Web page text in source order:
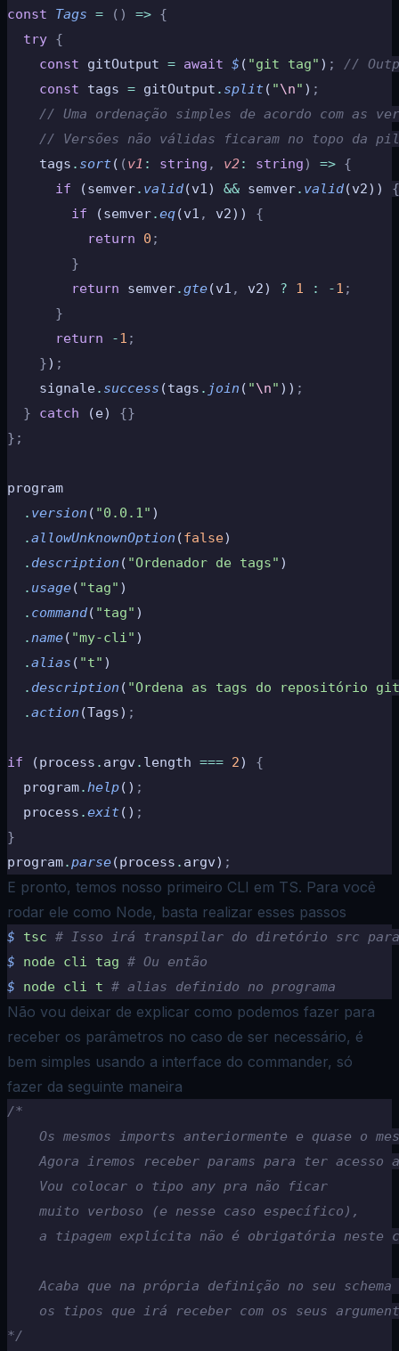
const Tags = () => {
  try
{
    const
gitOutput = await $ ( "git tag" ) ;
//
    const
tags = gitOutput . split( "\n" ) ;
// Uma ordenação simples de acordo com as
// Versões não válidas ficaram no topo da
    tags
. sort( (v1 : string , v2: string) => {
      if
(semver. valid(v1) && semver. valid(v2)) {
        if
(semver.eq(v1 , v2)) {
          return
0 ;
        }
        return
semver.gte(v1 , v2) ? 1 : -1 ;
      }
      return
-1 ;
    }
) ;
    signale
. success (tags . join ( "\n" )) ;
  }
catch (e) {}
};
program
  .
version ( "0.0.1" )
  .
allowUnknownOption (false)
  .
description ( "Ordenador de tags" )
  .
usage( "tag" )
  .
command( "tag" )
  .
name( "my-cli" )
  .
alias ( "t" )
  .
description ( "Ordena as tags do repositório
  .
action (Tags) ;
if (process . argv . length === 2) {
  program
.help() ;
  process
.exit() ;
}
program.parse(process . argv) ;
E pronto, temos nosso primeiro CLI em TS. Para você
rodar ele como Node, basta realizar esses passos
$ tsc # Isso irá transpilar do diretório src
$ node cli tag # Ou então
$ node cli t # alias definido no programa
Não vou deixar de explicar como podemos fazer para
receber os parâmetros no caso de ser necessário, é
bem simples usando a interface do commander, só
fazer da seguinte maneira
/*
Os mesmos imports anteriormente e quase o
Agora iremos receber params para ter acesso
    Vou colocar o tipo any pra não ficar
    muito verboso (e nesse caso específico),
a tipagem explícita não é obrigatória neste
Acaba que na própria definição no seu schema
os tipos que irá receber com os seus
*/